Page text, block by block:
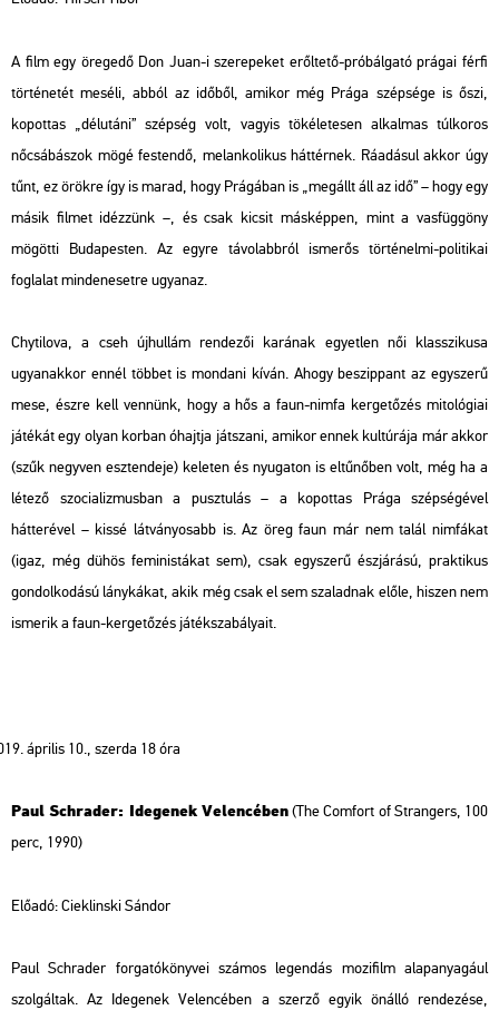
A film egy öregedő Don Juan-i szerepeket erőltető-próbálgató prágai férfi
történetét meséli, abból az időből, amikor még Prága szépsége is őszi,
kopottas „délutáni” szépség volt, vagyis tökéletesen alkalmas túlkoros
nőcsábászok mögé festendő, melankolikus háttérnek. Ráadásul akkor úgy
tűnt, ez örökre így is marad, hogy Prágában is „megállt áll az idő” – hogy egy
másik filmet idézzünk –, és csak kicsit másképpen, mint a vasfüggöny
mögötti Budapesten. Az egyre távolabbról ismerős történelmi-politikai
foglalat mindenesetre ugyanaz.
Chytilova, a cseh újhullám rendezői karának egyetlen női klasszikusa
ugyanakkor ennél többet is mondani kíván. Ahogy beszippant az egyszerű
mese, észre kell vennünk, hogy a hős a faun-nimfa kergetőzés mitológiai
játékát egy olyan korban óhajtja játszani, amikor ennek kultúrája már akkor
(szűk negyven esztendeje) keleten és nyugaton is eltűnőben volt, még ha a
létező szocializmusban a pusztulás – a kopottas Prága szépségével
hátterével – kissé látványosabb is. Az öreg faun már nem talál nimfákat
(igaz, még dühös feministákat sem), csak egyszerű észjárású, praktikus
gondolkodású lánykákat, akik még csak el sem szaladnak előle, hiszen nem
ismerik a faun-kergetőzés játékszabályait.
április 10., szerda 18 óra
Paul Schrader: Idegenek Velencében(The Comfort of Strangers, 100
perc, 1990)
Előadó:Cieklinski Sándor
Paul Schrader forgatókönyvei számos legendás mozifilm alapanyagául
szolgáltak. Az Idegenek Velencében a szerző egyik önálló rendezése,